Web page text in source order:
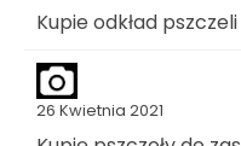
Kupie odkład pszczeli
26 Kwietnia 2021